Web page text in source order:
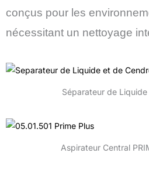
conçus pour les
nécessitant un nettoyage
Séparateur de
Aspirateur Central